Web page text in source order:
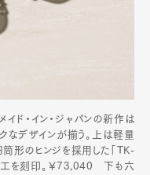
ド・イン・ジャパンの新作は
なデザインが揃う。上は軽量
筒形のヒンジを採用した「TK-
工を刻印。￥73,040 下も六